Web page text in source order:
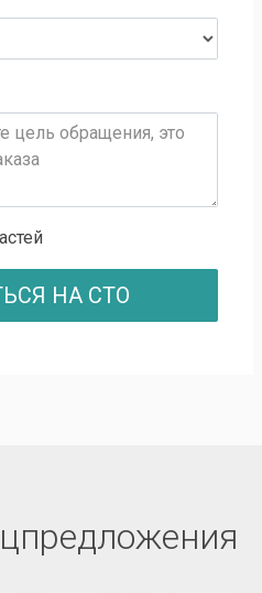
НА СТО